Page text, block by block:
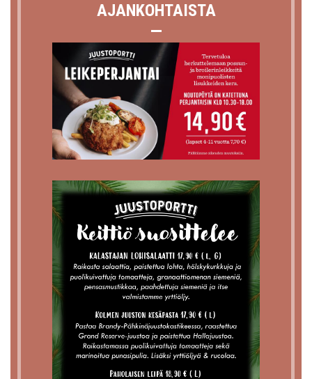
AJANKOHTAISTA